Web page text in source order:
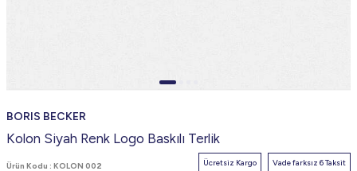
BORIS BECKER
Kolon Siyah Renk Logo Baskılı Terlik
Ürün Kodu : KOLON 002 Ücretsiz Kargo Vade farksız 6 Taksit